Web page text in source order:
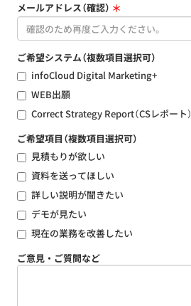
メールアドレス（確認） ＊
ご希望システム（複数項目選択可）
infoCloud Digital Marketing+
WEB出願
Correct Strategy Report（CSレポート）
ご希望項目（複数項目選択可）
見積もりが欲しい
資料を送ってほしい
詳しい説明が聞きたい
デモが見たい
現在の業務を改善したい
ご意見・ご質問など